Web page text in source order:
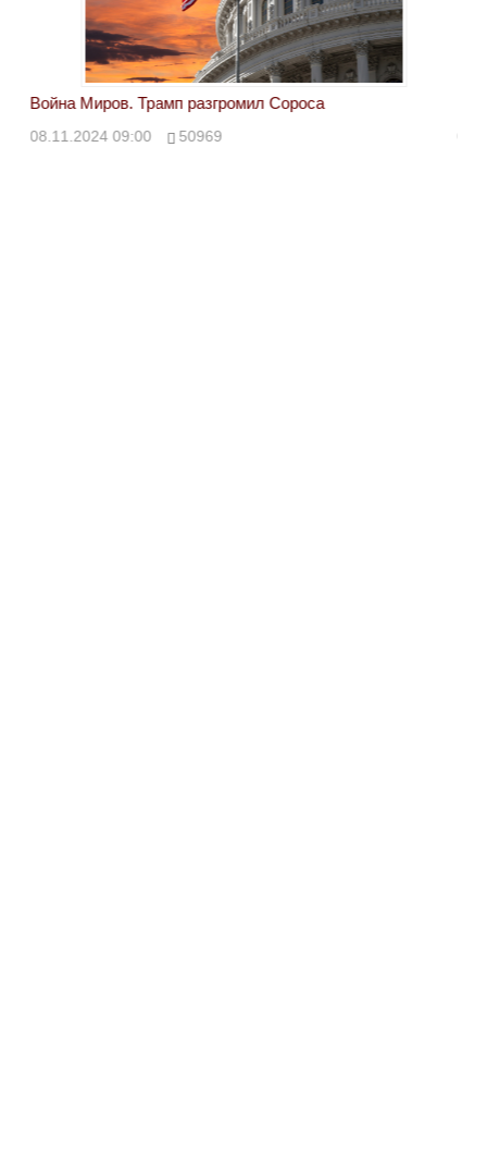
Война Миров. Трамп разгромил Сороса
08.11.2024 09:00 50969